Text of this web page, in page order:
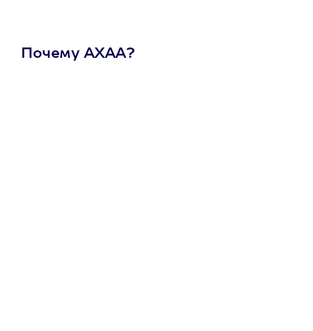
Почему АХАА?